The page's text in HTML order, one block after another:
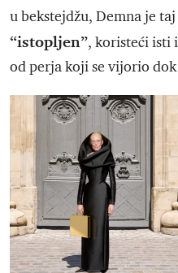
u bekstejdžu, Demna je
“istopljen”, koristeći isti
od perja koji se vijorio dok